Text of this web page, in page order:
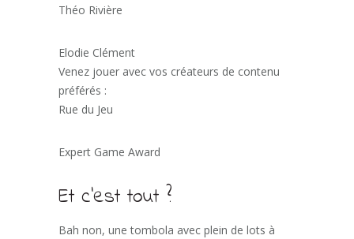
Théo Rivière
Elodie Clément
Venez jouer avec vos créateurs de contenu
préférés :
Rue du Jeu
Expert Game Award
Et c’est tout ?
Bah non, une tombola avec plein de lots à